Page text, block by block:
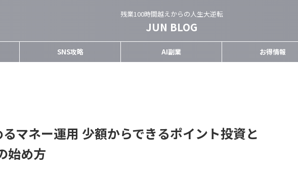
残業100時間越えからの人生大逆転
JUN BLOG
SNS攻略 AI副業 お得情報
マネー運用 少額からできるポイント投資と
始め方